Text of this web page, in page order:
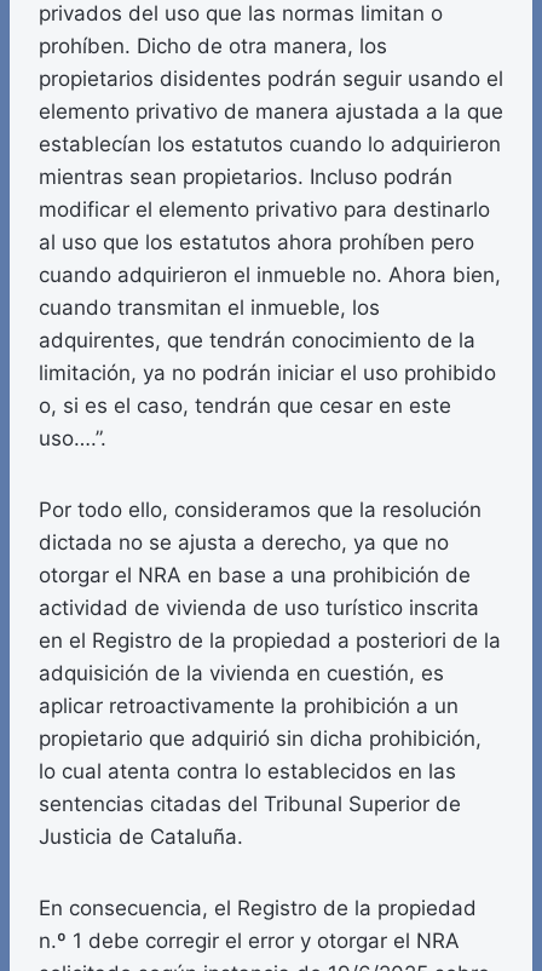
privados del uso que las normas limitan o
prohíben. Dicho de otra manera, los
propietarios disidentes podrán seguir usando el
elemento privativo de manera ajustada a la que
establecían los estatutos cuando lo adquirieron
mientras sean propietarios. Incluso podrán
modificar el elemento privativo para destinarlo
al uso que los estatutos ahora prohíben pero
cuando adquirieron el inmueble no. Ahora bien,
cuando transmitan el inmueble, los
adquirentes, que tendrán conocimiento de la
limitación, ya no podrán iniciar el uso prohibido
o, si es el caso, tendrán que cesar en este
uso….”.
Por todo ello, consideramos que la resolución
dictada no se ajusta a derecho, ya que no
otorgar el NRA en base a una prohibición de
actividad de vivienda de uso turístico inscrita
en el Registro de la propiedad a posteriori de la
adquisición de la vivienda en cuestión, es
aplicar retroactivamente la prohibición a un
propietario que adquirió sin dicha prohibición,
lo cual atenta contra lo establecidos en las
sentencias citadas del Tribunal Superior de
Justicia de Cataluña.
En consecuencia, el Registro de la propiedad
n.º 1 debe corregir el error y otorgar el NRA